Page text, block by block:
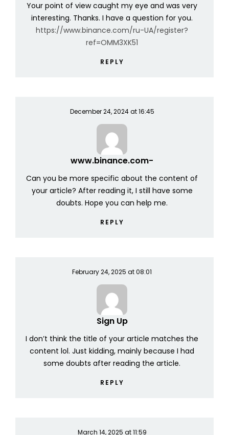
Your point of view caught my eye and was very
interesting. Thanks. I have a question for you.
https://www.binance.com/ru-UA/register?
ref=OMM3XK51
REPLY
December 24, 2024 at 16:45
www.binance.com-
Can you be more specific about the content of
your article? After reading it, I still have some
doubts. Hope you can help me.
REPLY
February 24, 2025 at 08:01
Sign Up
I don’t think the title of your article matches the
content lol. Just kidding, mainly because I had
some doubts after reading the article.
REPLY
March 14, 2025 at 11:59